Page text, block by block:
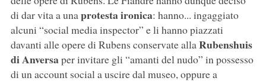
di dar vita a unaprotesta ironica: hanno... ingaggiato
alcuni “social media inspector” e li hanno piazzati
davanti alle opere di Rubens conservate allaRubenshuis
di Anversaper invitare gli “amanti del nudo” in possesso
di un account social a uscire dal museo, oppure a